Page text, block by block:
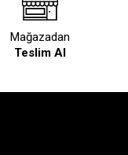
Mağazadan
Teslim Al